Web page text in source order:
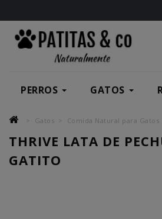
PERROS GATOS
Gatos Comida Natural para Gatos
THRIVE LATA DE
GATITO